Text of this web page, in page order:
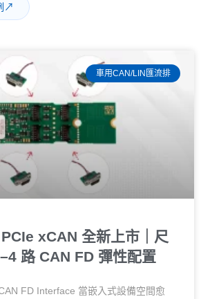
↗
車用CAN/LIN匯流排
xCAN 全新上市｜尺
路 CAN FD 彈性配置
FD Interface 當嵌入式設備空間愈